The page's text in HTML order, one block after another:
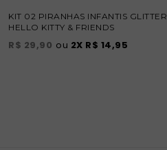
KIT 02 PIRANHAS INFANTIS GLITTER
HELLO KITTY & FRIENDS
R$ 29,90 ou 2X R$ 14,95